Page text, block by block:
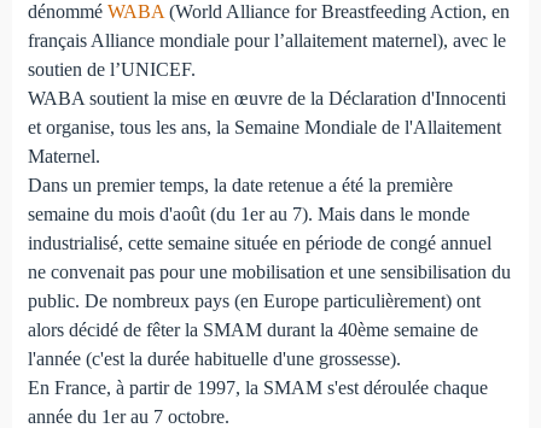
dénommé WABA (World Alliance for Breastfeeding Action, en
français Alliance mondiale pour l’allaitement maternel), avec le
soutien de l’UNICEF.
WABA soutient la mise en œuvre de la Déclaration d'Innocenti
et organise, tous les ans, la Semaine Mondiale de l'Allaitement
Maternel.
Dans un premier temps, la date retenue a été la première
semaine du mois d'août (du 1er au 7). Mais dans le monde
industrialisé, cette semaine située en période de congé annuel
ne convenait pas pour une mobilisation et une sensibilisation du
public. De nombreux pays (en Europe particulièrement) ont
alors décidé de fêter la SMAM durant la 40ème semaine de
l'année (c'est la durée habituelle d'une grossesse).
En France, à partir de 1997, la SMAM s'est déroulée chaque
année du 1er au 7 octobre.